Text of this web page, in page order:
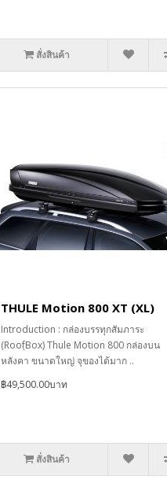
สั่งสินค้า
THULE Motion 800 XT (XL)
Introduction : กล่องบรรทุกสัมภาระ
(RoofฺBox) Thule Motion 800 กล่องบน
หลังคา ขนาดใหญ่ จุของได้มาก ..
฿49,500.00บาท
สั่งสินค้า